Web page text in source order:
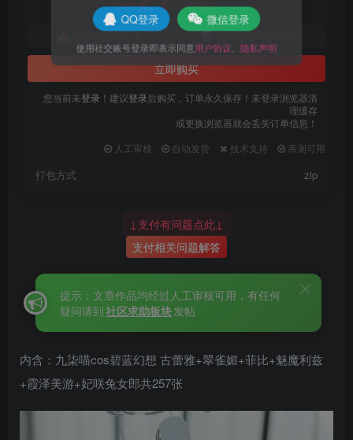
R币 R币25
16
立即购买
您当前未登录 ！建议登录后购买，订单永久保存！未登录浏览器清
理缓存
或更换浏览器就会丢失订单信息！
人工审核
自动发货 技术支持 亲测可用
打包方式 zip
↓支付有问题点此↓
支付相关问题解答
提示：文章作品均经过人工审核可用，有任何
疑问请到社区求助板块发帖
内含：九柒喵cos碧蓝幻想 古蕾雅+翠雀媚+菲比+魅魔利兹
+霞泽美游+妃咲兔女郎共257张
QQ登录 微信登录
使用社交账号登录即表示同意用户协议、隐私声明